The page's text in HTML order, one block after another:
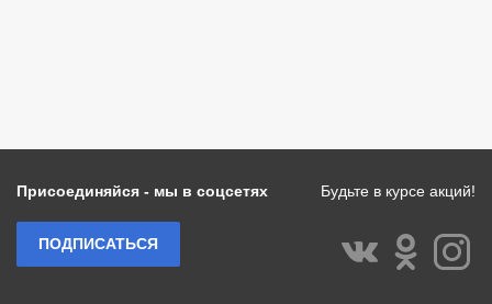
Присоединяйся - мы в соцсетях Будьте в курсе акций!
ПОДПИСАТЬСЯ